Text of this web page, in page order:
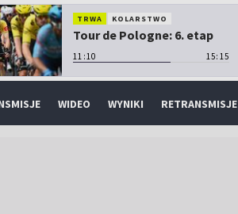
TRWA KOLARSTWO
Tour de Pologne: 6. etap
11:10 15:15
WIDEO WYNIKI RETRANSMISJE